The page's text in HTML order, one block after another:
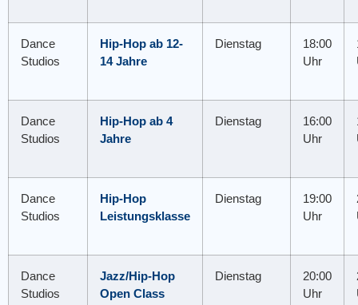
Dance
Studios
Hip-Hop ab 12-
14 Jahre
Dienstag
18:00
Uhr
Dance
Studios
Hip-Hop ab 4
Jahre
Dienstag
16:00
Uhr
Dance
Studios
Hip-Hop
Leistungsklasse
Dienstag
19:00
Uhr
Dance
Studios
Jazz/Hip-Hop
Open Class
Dienstag
20:00
Uhr